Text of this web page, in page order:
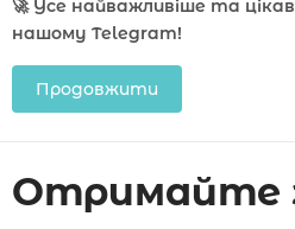
🚀 Усе найважливіше та
нашому Telegram!
Продовжити
Отримайте